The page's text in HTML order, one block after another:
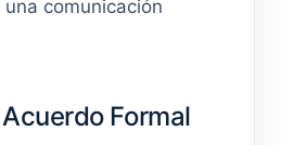
comunicación
Formal